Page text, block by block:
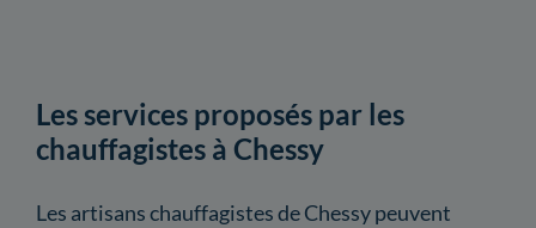
Les services proposés par les
chauffagistes à Chessy
Les artisans chauffagistes de Chessy peuvent